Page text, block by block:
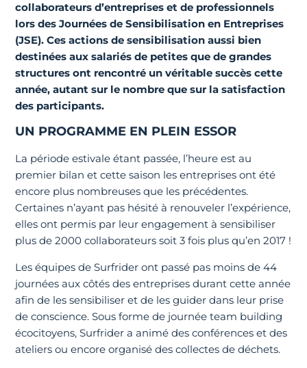
collaborateurs d’entreprises et de professionnels
lors des Journées de Sensibilisation en Entreprises
(JSE). Ces actions de sensibilisation aussi bien
destinées aux salariés de petites que de grandes
structures ont rencontré un véritable succès cette
année, autant sur le nombre que sur la satisfaction
des participants.
UN PROGRAMME EN PLEIN ESSOR
La période estivale étant passée, l’heure est au
premier bilan et cette saison les entreprises ont été
encore plus nombreuses que les précédentes.
Certaines n’ayant pas hésité à renouveler l’expérience,
elles ont permis par leur engagement à sensibiliser
plus de 2000 collaborateurs soit 3 fois plus qu’en 2017 !
Les équipes de Surfrider ont passé pas moins de 44
journées aux côtés des entreprises durant cette année
afin de les sensibiliser et de les guider dans leur prise
de conscience. Sous forme de journée team building
écocitoyens, Surfrider a animé des conférences et des
ateliers ou encore organisé des collectes de déchets.